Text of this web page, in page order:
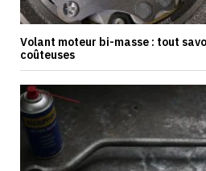
Volant moteur bi-masse : tout
coûteuses